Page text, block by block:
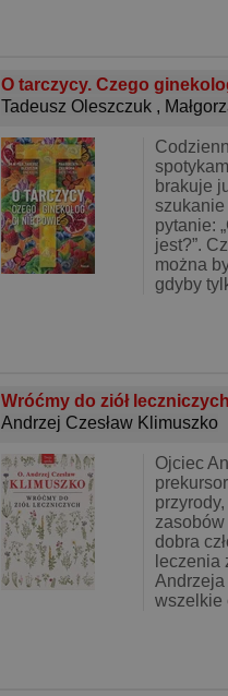
O tarczycy. Czego
Tadeusz Oleszczuk ,
brakuje
pytanie:
jest?”.
można
gdyby
Wróćmy do ziół
Andrzej Czesław Klimuszko
Ojciec
dobra
leczenia
Andrzeja
wszelkie